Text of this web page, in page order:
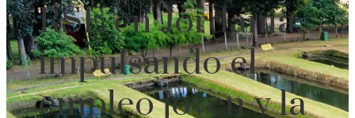
RSE en Jordania:
impulsando el
empleo joven y la